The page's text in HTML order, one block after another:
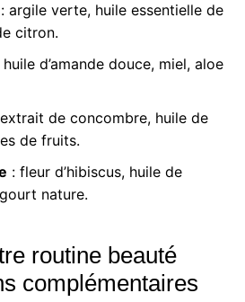
: argile verte, huile essentielle de
citron.
huile d’amande douce, miel, aloe
de concombre, huile de
de fruits.
: fleur d’hibiscus, huile de
nature.
routine beauté
complémentaires